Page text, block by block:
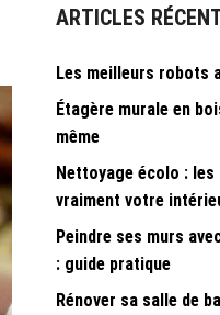
ARTICLES
Les meilleurs robots
Étagère murale en
même
Nettoyage écolo :
vraiment votre
Peindre ses murs
: guide pratique
Rénover sa salle de